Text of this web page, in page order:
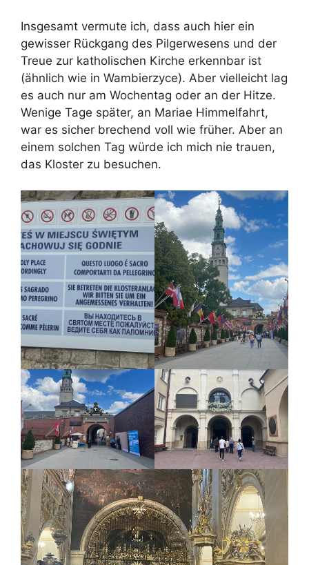
Insgesamt vermute ich, dass auch hier ein
gewisser Rückgang des Pilgerwesens und der
Treue zur katholischen Kirche erkennbar ist
(ähnlich wie in Wambierzyce). Aber vielleicht lag
es auch nur am Wochentag oder an der Hitze.
Wenige Tage später, an Mariae Himmelfahrt,
war es sicher brechend voll wie früher. Aber an
einem solchen Tag würde ich mich nie trauen,
das Kloster zu besuchen.